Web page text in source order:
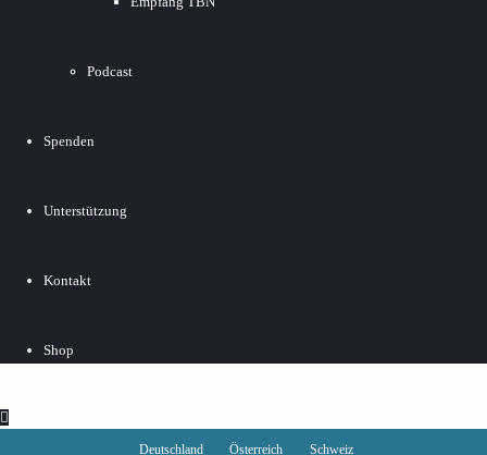
Podcast
Spenden
Unterstützung
Kontakt
Shop
Deutschland Österreich Schweiz